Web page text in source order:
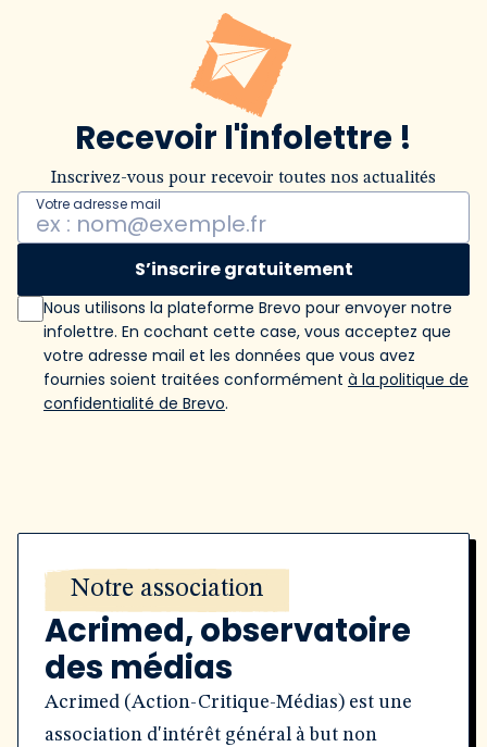
Recevoir l'infolettre !
Inscrivez-vous pour recevoir toutes nos actualités
Votre adresse mail
S’inscrire gratuitement
Nous utilisons la plateforme Brevo pour envoyer notre
infolettre. En cochant cette case, vous acceptez que
votre adresse mail et les données que vous avez
fournies soient traitées conformément à la politique de
confidentialité de Brevo.
Notre association
Acrimed, observatoire
des médias
Acrimed (Action-Critique-Médias) est une
association d'intérêt général à but non